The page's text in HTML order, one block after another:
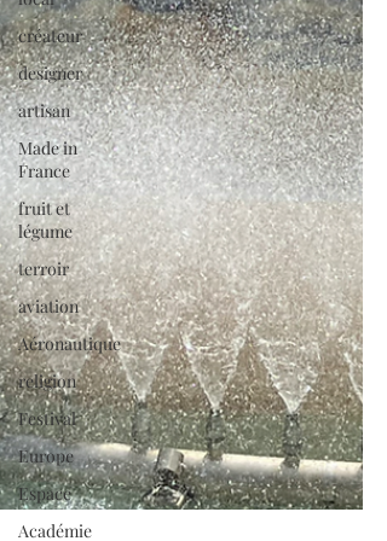
créateur
designer
artisan
Made in
France
fruit et
légume
terroir
aviation
Aéronautique
religion
Festival
Europe
Espace
Académie